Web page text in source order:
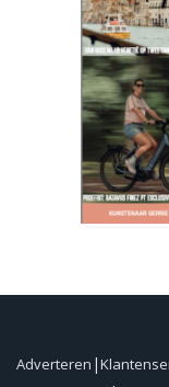
Adverteren